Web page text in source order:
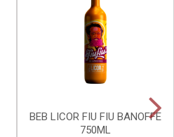
BEB LICOR FIU FIU BANOFFE
750ML